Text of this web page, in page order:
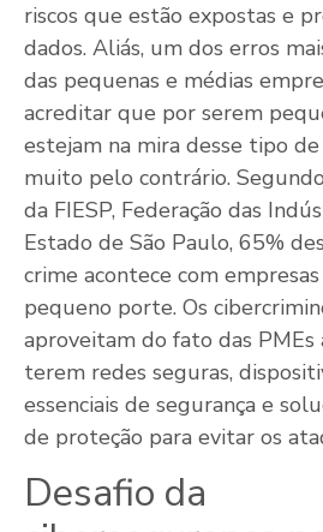
riscos que estão expostas e
dados. Aliás, um dos erros
das pequenas e médias
acreditar que por serem
estejam na mira desse tipo
muito pelo contrário.
da FIESP, Federação das
Estado de São Paulo, 65%
crime acontece com
pequeno porte. Os
aproveitam do fato das PMEs
terem redes seguras,
essenciais de segurança e
de proteção para evitar os
Desafio da